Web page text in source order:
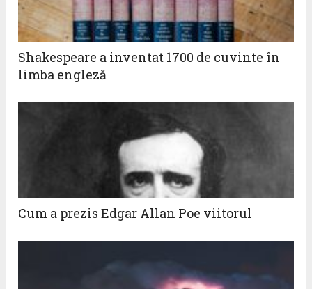
Shakespeare a inventat 1700 de cuvinte în
limba engleză
Cum a prezis Edgar Allan Poe viitorul